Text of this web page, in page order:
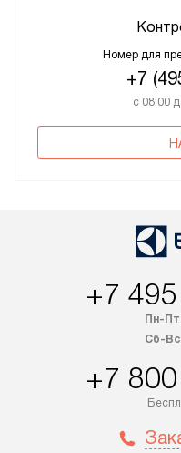
Номер для
+7
с 08:00
+7
Пн-
Сб-
+7